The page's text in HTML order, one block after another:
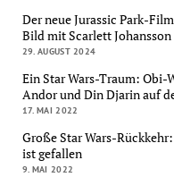
Der neue Jurassic Park-
Bild mit Scarlett Johansson
29. AUGUST 2024
Ein Star Wars-Traum: Obi-
Andor und Din Djarin auf
17. MAI 2022
Große Star Wars-
ist gefallen
9. MAI 2022